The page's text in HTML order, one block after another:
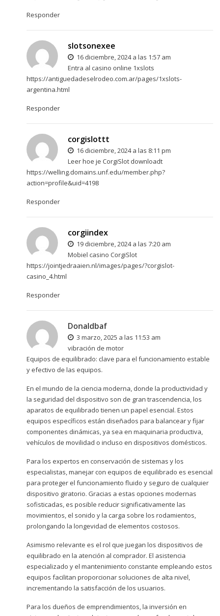
Responder
slotsonexee
16 diciembre, 2024 a las 1:57 am
Entra al casino online 1xslots
https://antiguedadeselrodeo.com.ar/pages/1xslots-
argentina.html
Responder
corgislottt
16 diciembre, 2024 a las 8:11 pm
Leer hoe je CorgiSlot downloadt
https://welling.domains.unf.edu/member.php?
action=profile&uid=4198
Responder
corgiindex
19 diciembre, 2024 a las 7:20 am
Mobiel casino CorgiSlot
https://jointjedraaien.nl/images/pages/?corgislot-
casino_4.html
Responder
Donaldbaf
3 marzo, 2025 a las 11:53 am
vibración de motor
Equipos de equilibrado: clave para el funcionamiento estable
y efectivo de las equipos.
En el mundo de la ciencia moderna, donde la productividad y
la seguridad del dispositivo son de gran trascendencia, los
aparatos de equilibrado tienen un papel esencial. Estos
equipos específicos están diseñados para balancear y fijar
componentes dinámicas, ya sea en maquinaria productiva,
vehículos de movilidad o incluso en dispositivos domésticos.
Para los expertos en conservación de sistemas y los
especialistas, manejar con equipos de equilibrado es esencial
para proteger el funcionamiento fluido y seguro de cualquier
dispositivo giratorio. Gracias a estas opciones modernas
sofisticadas, es posible reducir significativamente las
movimientos, el sonido y la carga sobre los rodamientos,
prolongando la longevidad de elementos costosos.
Asimismo relevante es el rol que juegan los dispositivos de
equilibrado en la atención al comprador. El asistencia
especializado y el mantenimiento constante empleando estos
equipos facilitan proporcionar soluciones de alta nivel,
incrementando la satisfacción de los usuarios.
Para los dueños de emprendimientos, la inversión en